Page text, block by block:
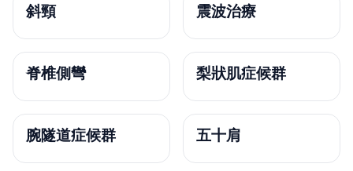
斜頸 震波治療
脊椎側彎 梨狀肌症候群
腕隧道症候群 五十肩